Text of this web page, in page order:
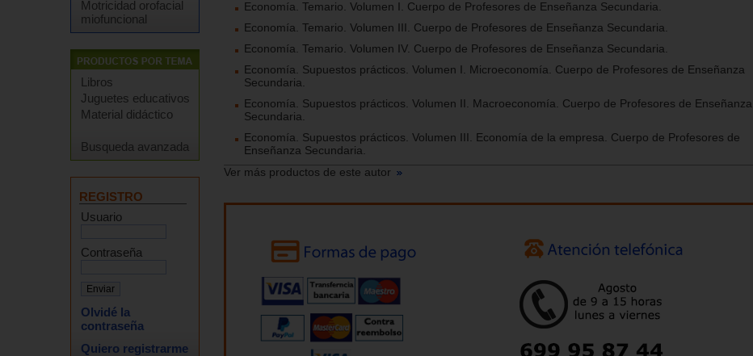
Motricidad orofacial
miofuncional
Libros
Juguetes educativos
Material didáctico
Busqueda avanzada
REGISTRO
Usuario
Contraseña
Olvidé la
contraseña
Quiero registrarme
Economía. Temario. Volumen I. Cuerpo de Profesores de Enseñanza Secundaria.
Economía. Temario. Volumen III. Cuerpo de Profesores de Enseñanza Secundaria.
Economía. Temario. Volumen IV. Cuerpo de Profesores de Enseñanza Secundaria.
Economía. Supuestos prácticos. Volumen I. Microeconomía. Cuerpo de Profesores de Enseñanza
Secundaria.
Economía. Supuestos prácticos. Volumen II. Macroeconomía. Cuerpo de Profesores de Enseñanza
Secundaria.
Economía. Supuestos prácticos. Volumen III. Economía de la empresa. Cuerpo de Profesores de
Enseñanza Secundaria.
Ver más productos de este autor